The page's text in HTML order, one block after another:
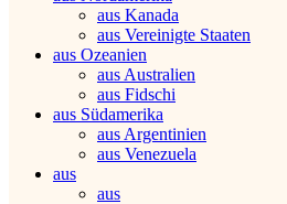
aus Kanada
aus Vereinigte Staaten
aus Ozeanien
aus Australien
aus Fidschi
aus Südamerika
aus Argentinien
aus Venezuela
aus
aus